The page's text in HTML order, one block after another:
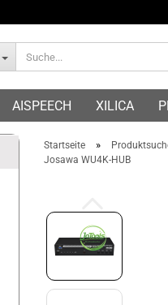
AISPEECH XILICA
Startseite »
Josawa WU4K-HUB